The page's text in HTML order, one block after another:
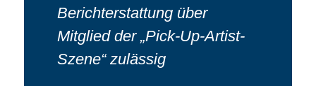
Berichterstattung über
Mitglied der „Pick-Up-Artist-
Szene“ zulässig